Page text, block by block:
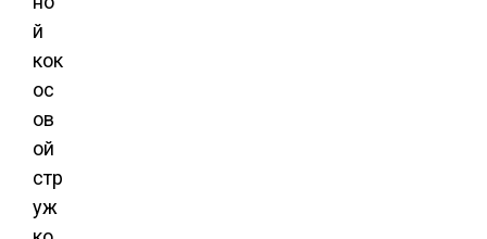
й
кок
ос
ов
ой
стр
уж